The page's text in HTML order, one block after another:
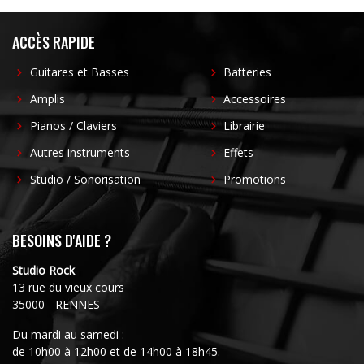
ACCÈS RAPIDE
Guitares et Basses
Amplis
Pianos / Claviers
Autres instruments
Studio / Sonorisation
Batteries
Accessoires
Librairie
Effets
Promotions
BESOINS D'AIDE ?
Studio Rock
13 rue du vieux cours
35000 - RENNES
Du mardi au samedi :
de 10h00 à 12h00 et de 14h00 à 18h45.